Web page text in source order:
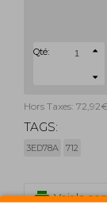
Qté:
Hors Taxes: 72,92€
TAGS:
3ED78A 712
printVoir la